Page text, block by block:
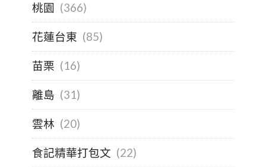
桃園 (366)
花蓮台東 (85)
苗栗 (16)
離島 (31)
雲林 (20)
食記精華打包文 (22)